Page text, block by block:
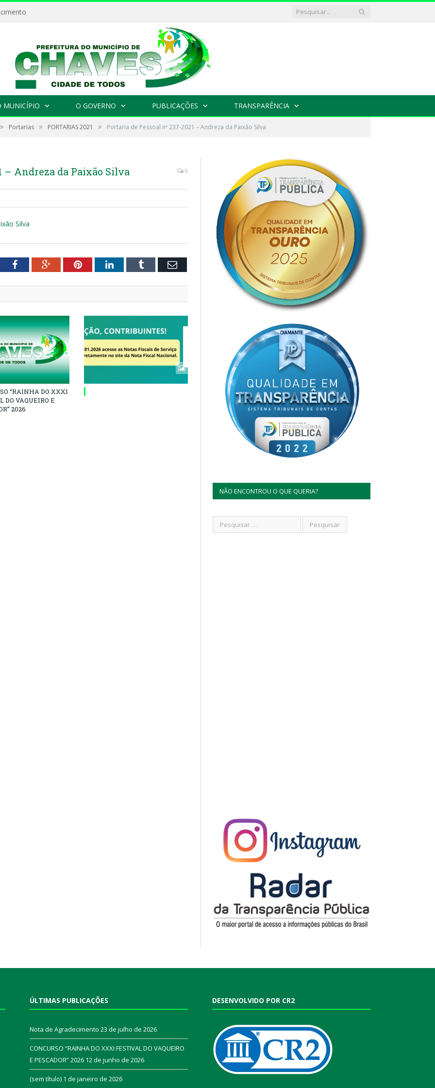
MUNICÍPIO O GOVERNO PUBLICAÇÕES TRANSPARÊNCIA
» Portarias » PORTARIAS 2021 » Portaria de Pessoal nº 237-2021 – Andreza da Paixão Silva
– Andreza da Paixão Silva 0
Silva
FacebookGoogle+PinterestLinkedInTumblr Email
“RAINHA DO XXXI
DO VAQUEIRO E
2026
NÃO ENCONTROU O QUE QUERIA?
ÚLTIMAS PUBLICAÇÕES
Nota de Agradecimento 23 de julho de 2026
CONCURSO “RAINHA DO XXXI FESTIVAL DO VAQUEIRO
E PESCADOR” 2026 12 de junho de 2026
(sem título) 1 de janeiro de 2026
DESENVOLVIDO POR CR2